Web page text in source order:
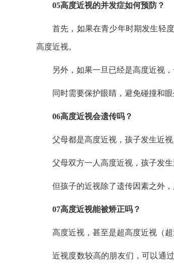
05高度近视的并发症如何预防？
首先，如果在青少年时期发生轻
高度近视。
另外，如果一旦已经是高度近视
同时需要保护眼睛，避免碰撞和眼
06高度近视会遗传吗？
父母都是高度近视，孩子发生近视
父母双方一人高度近视，孩子发
但孩子的近视除了遗传因素之外
07高度近视能被矫正吗？
高度近视，甚至是超高度近视（
近视度数较高的朋友们，可以通